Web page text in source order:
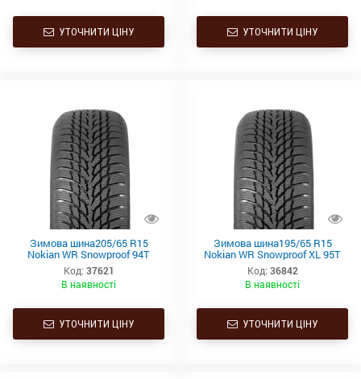
УТОЧНИТИ ЦІНУ УТОЧНИТИ ЦІНУ
Зимова шина205/65 R15
Nokian WR Snowproof 94T
Код: 37621
В наявності
УТОЧНИТИ ЦІНУ
Зимова шина195/65 R15
Nokian WR Snowproof XL 95T
Код: 36842
В наявності
УТОЧНИТИ ЦІНУ